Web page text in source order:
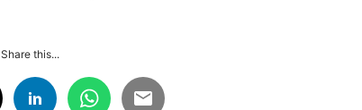
Share this...